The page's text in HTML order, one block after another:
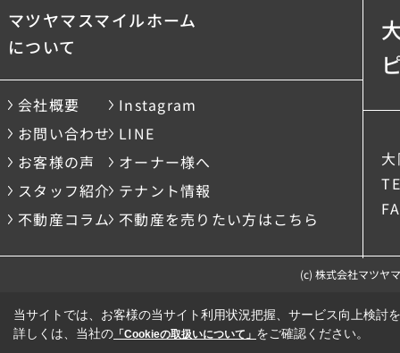
マツヤマスマイルホーム
について
会社概要
Instagram
お問い合わせ LINE
お客様の声
オーナー様へ
スタッフ紹介 テナント情報
不動産コラム 不動産を売りたい方はこちら
(c) 株式会社マツヤ
当サイトでは、お客様の当サイト利用状況把握、サービス向上検討
詳しくは、当社の 「Cookieの取扱いについて」 をご確認ください。